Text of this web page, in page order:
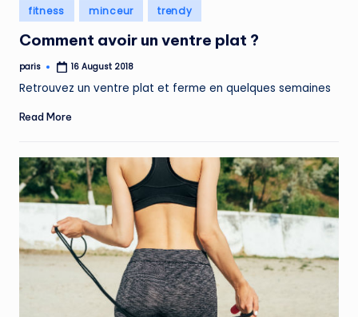
Posted
in
fitness minceur trendy
Comment avoir un ventre plat ?
Posted
paris 16 August 2018
Retrouvez un ventre plat et ferme en quelques semaines
Read More